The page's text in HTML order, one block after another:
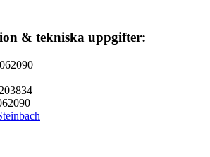
& tekniska uppgifter: